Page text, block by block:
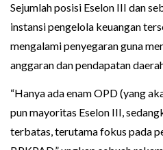
Sejumlah posisi Eselon III dan
instansi pengelola keuangan
mengalami penyegaran guna
anggaran dan pendapatan
“Hanya ada enam OPD (yang
pun mayoritas Eselon III,
terbatas, terutama fokus pada